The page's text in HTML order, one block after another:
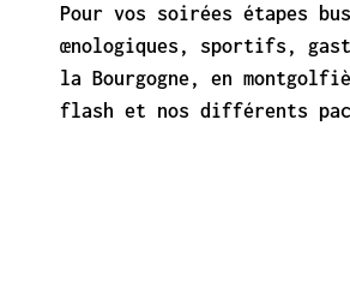
Pour vos soirées étapes
œnologiques, sportifs,
la Bourgogne, en
flash et nos différents